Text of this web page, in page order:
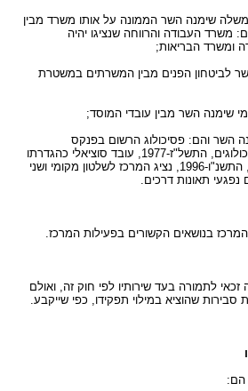
שימנה השר הממונה על אותו משרד מבין
משרד העבודה והרווחה שנציגו יהיה
ומשרד הבריאות;
לביטחון הפנים מבין המשרתים במשטרת
השר והם: פסיכולוג הרשום בפנקס
הפסיכולוגים לפי חוק הפסיכולוגים, התשל"ז-1977, עובד סוציאלי כהגדרתו
בחוק העובדים הסוציאליים, התשנ"ו-1996, נציג המרכז לשלטון מקומי ושני
נפגעי תאונות דרכים.
המרכז בנושאים הקשורים בפעילות המרכז.
זכאי לתמורה בעד שירותיו לפי חוק זה, ואולם
סבירות שהוציא במילוי תפקידו, כפי שייקבע.
הם: